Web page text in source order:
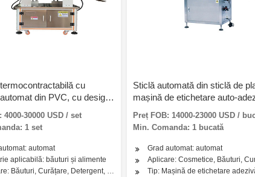
de îngrijire a pielii, Produse de îngrijire a părului, Ulei, Ceai, Legume,
cu
din PVC, cu design
pentru sticle de băut
4000-30000 USD / set
1 set
automat
aplicabilă: băuturi și alimente
Băuturi, Curățare, Detergent, Produse de îngrijire a pielii, Produse de
Sticlă automată din sticlă de
mașină de etichetare auto-
Preț FOB: 14000-23000 USD /
Min. Comanda: 1 bucată
Grad automat: automat
Aplicare: Cosmetice, Băuturi,
Tip: Mașină de etichetare